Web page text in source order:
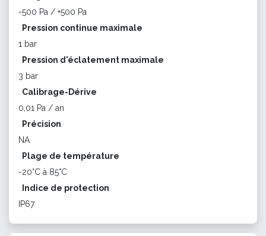
-500 Pa / +500 Pa
Pression continue maximale
1 bar
Pression d'éclatement maximale
3 bar
Calibrage-Dérive
0,01 Pa / an
Précision
NA
Plage de température
-20°C à 85°C
Indice de protection
IP67